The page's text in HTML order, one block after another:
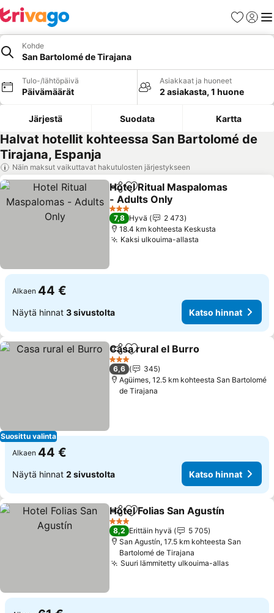
Suosikit
Kohde
San Bartolomé de Tirajana
Tulo-/lähtöpäivä
Päivämäärät
Asiakkaat ja huoneet
2 asiakasta, 1 huone
Järjestä Suodata Kartta
Halvat hotellit kohteessa San Bartolomé de
Tirajana, Espanja
Näin maksut vaikuttavat hakutulosten järjestykseen
Jaa Lisää suosikkeihin
Hotel Ritual Maspalomas
- Adults Only
3 Tähtiluokitus
7,8 Hyvä
2 473
18.4 km kohteesta Keskusta
Kaksi ulkouima-allasta
Alkaen 44 €
Näytä hinnat 3 sivustolta Katso hinnat
Suosittu valinta
Jaa Lisää suosikkeihin
Casa rural el Burro
3 Tähtiluokitus
6,6
345
Agüimes, 12.5 km kohteesta San Bartolomé
de Tirajana
Alkaen 44 €
Näytä hinnat 2 sivustolta Katso hinnat
Jaa Lisää suosikkeihin
Hotel Folias San Agustín
3 Tähtiluokitus
8,2 Erittäin hyvä
5 705
San Agustín, 17.5 km kohteesta San
Bartolomé de Tirajana
Suuri lämmitetty ulkouima-allas